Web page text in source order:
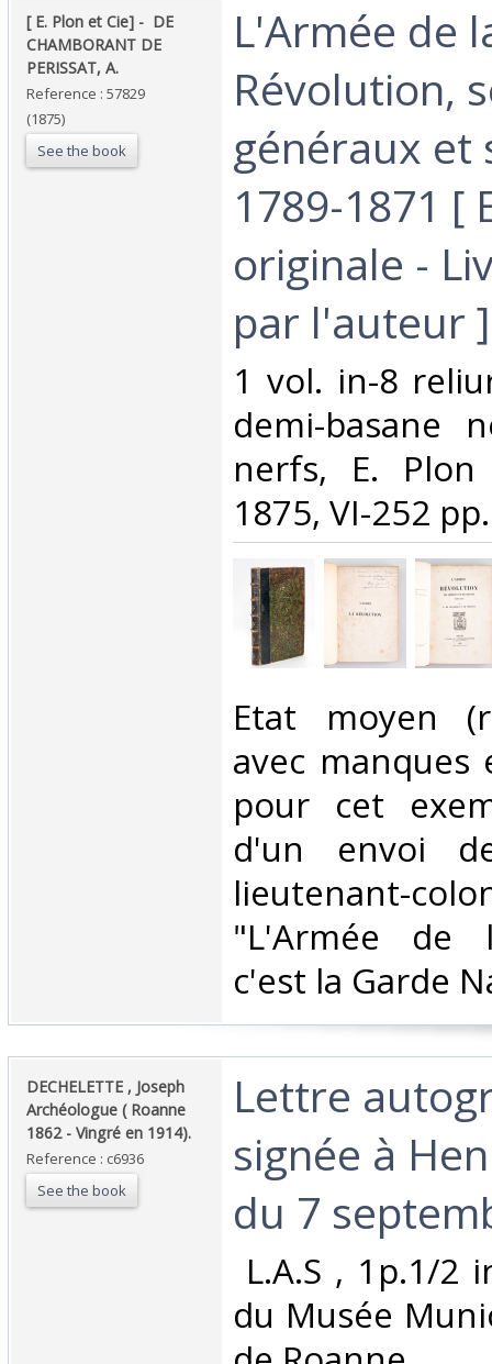
‎[ E. Plon et Cie] - ‎ ‎DE
CHAMBORANT DE
PERISSAT, A.‎
Reference : 57829
(1875)
See the book
‎L'Armée de
Révolution,
généraux et
1789-1871 [
originale -
par l'auteur ]‎
‎1 vol. in-8
demi-basane
nerfs, E.
1875, VI-252 pp.‎
‎Etat moyen
avec manques
pour cet
d'un envoi
lieutenant-
"L'Armée de
c'est la Garde
‎DECHELETTE , Joseph
Archéologue ( Roanne
1862 - Vingré en 1914).‎
Reference : c6936
See the book
‎Lettre
signée à
du 7
L.A.S , 1p.1/2
du Musée